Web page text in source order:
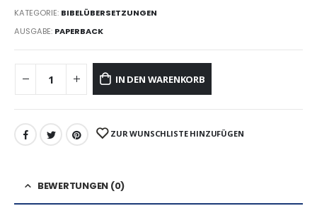
KATEGORIE: BIBELÜBERSETZUNGEN
AUSGABE: PAPERBACK
IN DEN WARENKORB
ZUR WUNSCHLISTE HINZUFÜGEN
BEWERTUNGEN (0)